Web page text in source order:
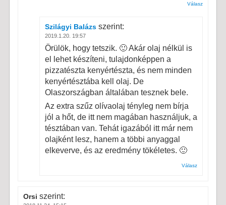
Válasz
Szilágyi Balázs szerint:
2019.1.20. 19:57
Örülök, hogy tetszik. 🙂 Akár olaj nélkül is
el lehet készíteni, tulajdonképpen a
pizzatészta kenyértészta, és nem minden
kenyértésztába kell olaj. De
Olaszországban általában tesznek bele.
Az extra szűz olívaolaj tényleg nem bírja
jól a hőt, de itt nem magában használjuk, a
tésztában van. Tehát igazából itt már nem
olajként lesz, hanem a többi anyaggal
elkeverve, és az eredmény tökéletes. 🙂
Válasz
Orsi szerint: